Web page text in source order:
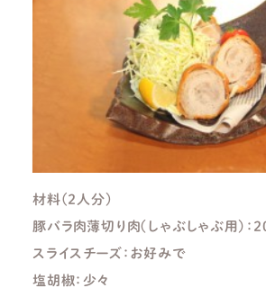
材料(２人分)
豚バラ肉薄切り肉（しゃぶしゃぶ用）：２
スライスチーズ：お好みで
塩胡椒：少々